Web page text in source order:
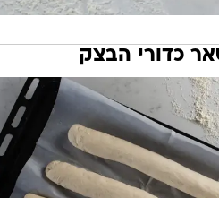
כדורי הבצק